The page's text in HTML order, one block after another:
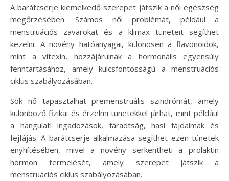
A barátcserje kiemelkedő szerepet játszik a női egészség
megőrzésében. Számos női problémát, például a
menstruációs zavarokat és a klimax tüneteit segíthet
kezelni. A növény hatóanyagai, különösen a flavonoidok,
mint a vitexin, hozzájárulnak a hormonális egyensúly
fenntartásához, amely kulcsfontosságú a menstruációs
ciklus szabályozásában.
Sok nő tapasztalhat premenstruális szindrómát, amely
különböző fizikai és érzelmi tünetekkel járhat, mint például
a hangulati ingadozások, fáradtság, hasi fájdalmak és
fejfájás. A barátcserje alkalmazása segíthet ezen tünetek
enyhítésében, mivel a növény serkentheti a prolaktin
hormon termelését, amely szerepet játszik a
menstruációs ciklus szabályozásában.